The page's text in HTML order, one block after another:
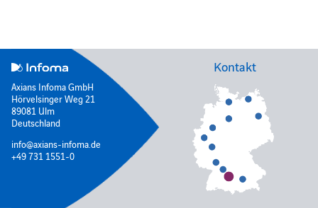
Axians Infoma GmbH
Hörvelsinger Weg 21
89081 Ulm
Deutschland
info@axians-infoma.de
+49 731 1551-0
Kontakt